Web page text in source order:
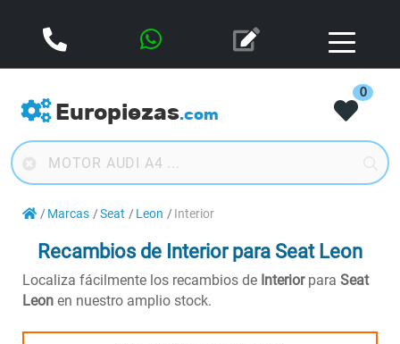
Europiezas.com
0
Marcas Seat Leon Interior
Recambios de Interior para Seat Leon
Localiza fácilmente los recambios de Interiorpara Seat
Leon en nuestro amplio stock.